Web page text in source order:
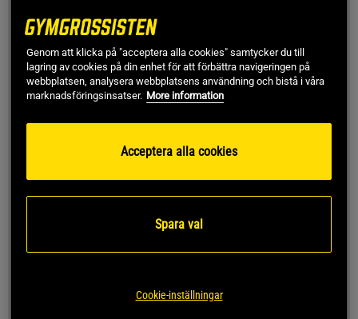
Gäller också när du köper flera smaker
Lägg i varukorgen
7340135200719
Ekologiskt nässelpulver från Rawpowder.
Recensioner Näring & Ingredienser
Genom att klicka på "acceptera alla cookies" samtycker du till
lagring av cookies på din enhet för att förbättra navigeringen på
webbplatsen, analysera webbplatsens användning och bistå i våra
marknadsföringsinsatser. More information
Acceptera alla cookies
Spara val
Cookie-inställningar